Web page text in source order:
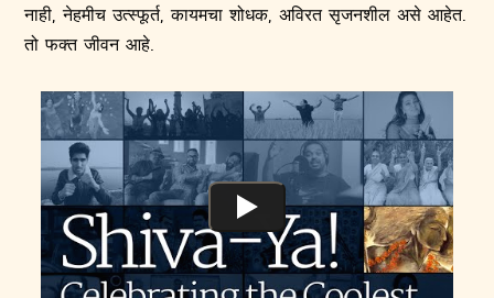
नाही, नेहमीच उत्स्फूर्त, कायमचा शोधक, अविरत सृजनशील असे आहेत.
तो फक्त जीवन आहे.